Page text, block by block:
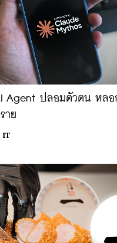
Agent ปลอมตัวตน หลอ
าย
IT